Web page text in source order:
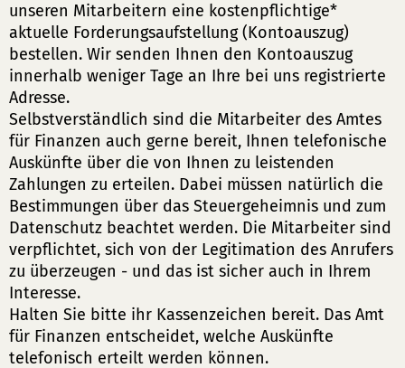
unseren Mitarbeitern eine kostenpflichtige*
aktuelle Forderungsaufstellung (Kontoauszug)
bestellen. Wir senden Ihnen den Kontoauszug
innerhalb weniger Tage an Ihre bei uns registrierte
Adresse.
Selbstverständlich sind die Mitarbeiter des Amtes
für Finanzen auch gerne bereit, Ihnen telefonische
Auskünfte über die von Ihnen zu leistenden
Zahlungen zu erteilen. Dabei müssen natürlich die
Bestimmungen über das Steuergeheimnis und zum
Datenschutz beachtet werden. Die Mitarbeiter sind
verpflichtet, sich von der Legitimation des Anrufers
zu überzeugen - und das ist sicher auch in Ihrem
Interesse.
Halten Sie bitte ihr Kassenzeichen bereit. Das Amt
für Finanzen entscheidet, welche Auskünfte
telefonisch erteilt werden können.